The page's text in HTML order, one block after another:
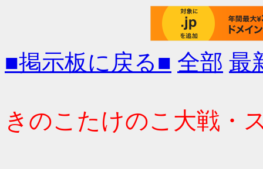
■掲示板に戻る■ 全部 最
きのこたけのこ大戦・